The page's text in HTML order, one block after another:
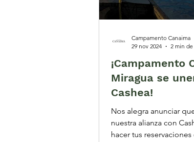
¡Campamento
Miragua se
Cashea!
Nos alegra anunciar
nuestra alianza con
hacer tus
Campamento Canaima
29 nov 2024
2 min